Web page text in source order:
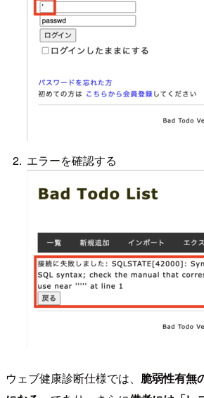
エラーを確認する
ウェブ健康診断仕様では、 脆弱性有無